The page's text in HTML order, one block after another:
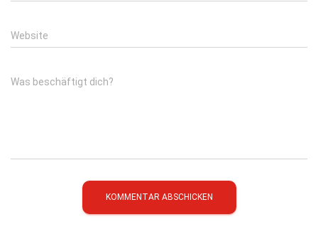
Website
Was beschäftigt dich?